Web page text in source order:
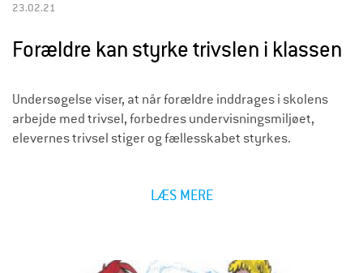
23.02.21
Forældre kan styrke trivslen i klassen
Undersøgelse viser, at når forældre inddrages i skolens
arbejde med trivsel, forbedres undervisningsmiljøet,
elevernes trivsel stiger og fællesskabet styrkes.
LÆS MERE